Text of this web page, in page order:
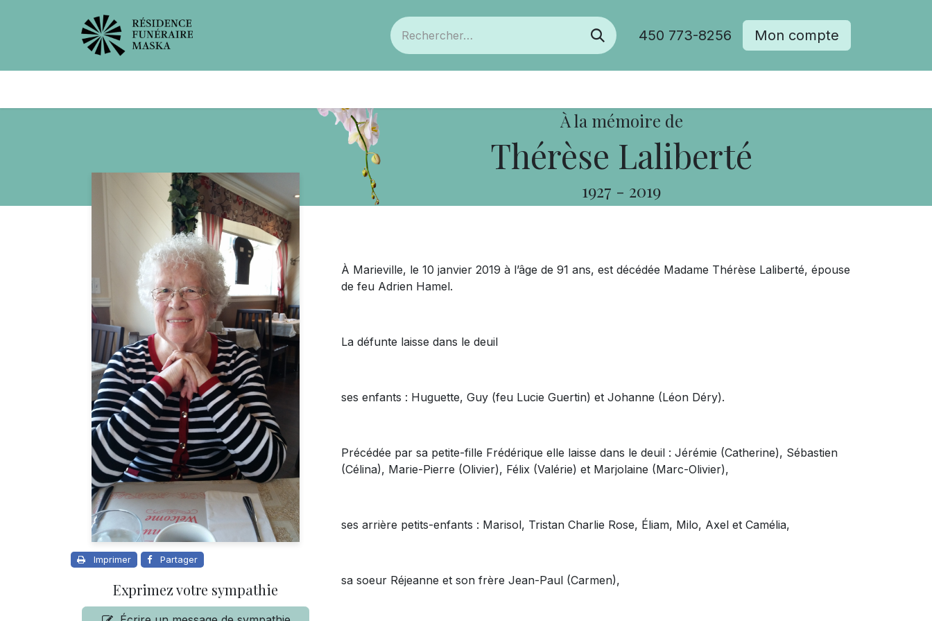
450 773-8256 Mon compte
À la mémoire de
Thérèse Laliberté
1927 - 2019
Imprimer Partager
Exprimez votre sympathie
À Marieville, le 10 janvier 2019 à l’âge de 91 ans, est décédée Madame Thérèse Laliberté, épouse
de feu Adrien Hamel.
La défunte laisse dans le deuil
ses enfants : Huguette, Guy (feu Lucie Guertin) et Johanne (Léon Déry).
Précédée par sa petite-fille Frédérique elle laisse dans le deuil : Jérémie (Catherine), Sébastien
(Célina), Marie-Pierre (Olivier), Félix (Valérie) et Marjolaine (Marc-Olivier),
ses arrière petits-enfants : Marisol, Tristan Charlie Rose, Éliam, Milo, Axel et Camélia,
sa soeur Réjeanne et son frère Jean-Paul (Carmen),